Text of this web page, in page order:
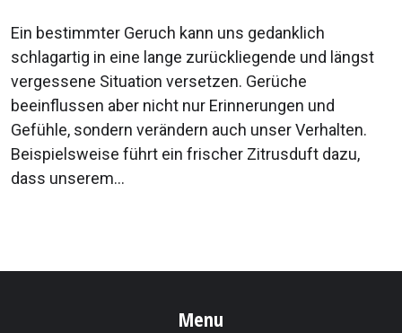
Ein bestimmter Geruch kann uns gedanklich
schlagartig in eine lange zurückliegende und längst
vergessene Situation versetzen. Gerüche
beeinflussen aber nicht nur Erinnerungen und
Gefühle, sondern verändern auch unser Verhalten.
Beispielsweise führt ein frischer Zitrusduft dazu,
dass unserem...
Menu